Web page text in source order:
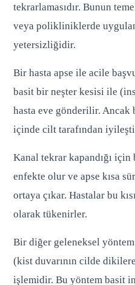
tekrarlamasıdır. Bunun
veya polikliniklerde
yetersizliğidir.
Bir hasta apse ile acile
basit bir neşter kesisi ile
hasta eve gönderilir.
içinde cilt tarafından
Kanal tekrar kapandığı için
enfekte olur ve apse kısa
ortaya çıkar. Hastalar bu
olarak tükenirler.
Bir diğer geleneksel
(kist duvarının cilde
işlemidir. Bu yöntem basit